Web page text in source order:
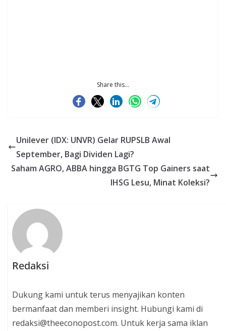
Share this...
Unilever (IDX: UNVR) Gelar RUPSLB Awal
September, Bagi Dividen Lagi?
Saham AGRO, ABBA hingga BGTG Top Gainers saat
IHSG Lesu, Minat Koleksi?
Redaksi
Dukung kami untuk terus menyajikan konten
bermanfaat dan memberi insight. Hubungi kami di
redaksi@theeconopost.com. Untuk kerja sama iklan